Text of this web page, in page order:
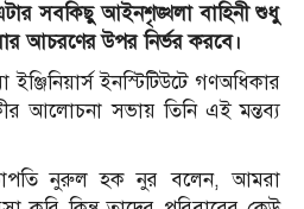
সবকিছু আইনশৃঙ্খলা বাহিনী শুধু
আচরণের উপর নির্ভর করবে।
ইনস্টিটিউটে গণঅধিকার
আলোচনা সভায় তিনি এই মন্তব্য
নুরুল হক নুর বলেন, আমরা